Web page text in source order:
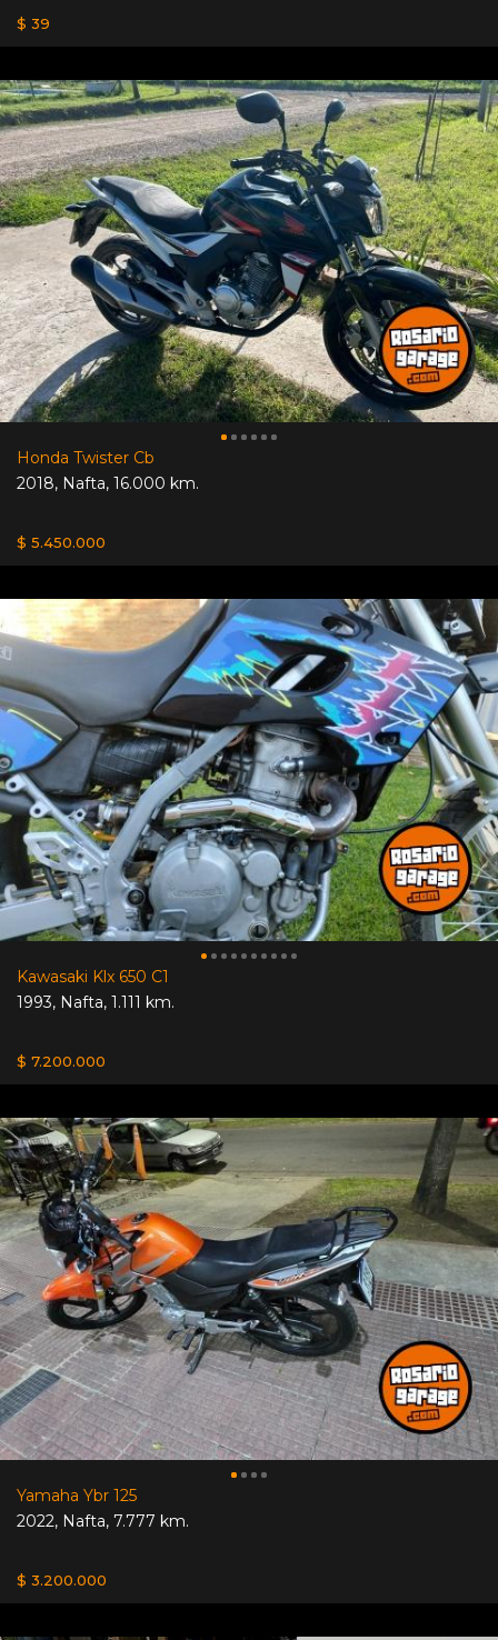
$ 39
Honda Twister Cb
2018, Nafta, 16.000 km.
$ 5.450.000
Kawasaki Klx 650 C1
1993, Nafta, 1.111 km.
$ 7.200.000
Yamaha Ybr 125
2022, Nafta, 7.777 km.
$ 3.200.000